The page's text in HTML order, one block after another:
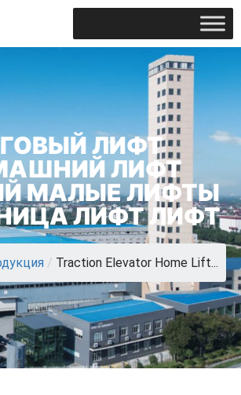
ЛИФТ
ЛИФТ
МАЛЫЕ ЛИФТЫ
ЛИФТ ЛИФТ
/ Traction Elevator Home Lift...